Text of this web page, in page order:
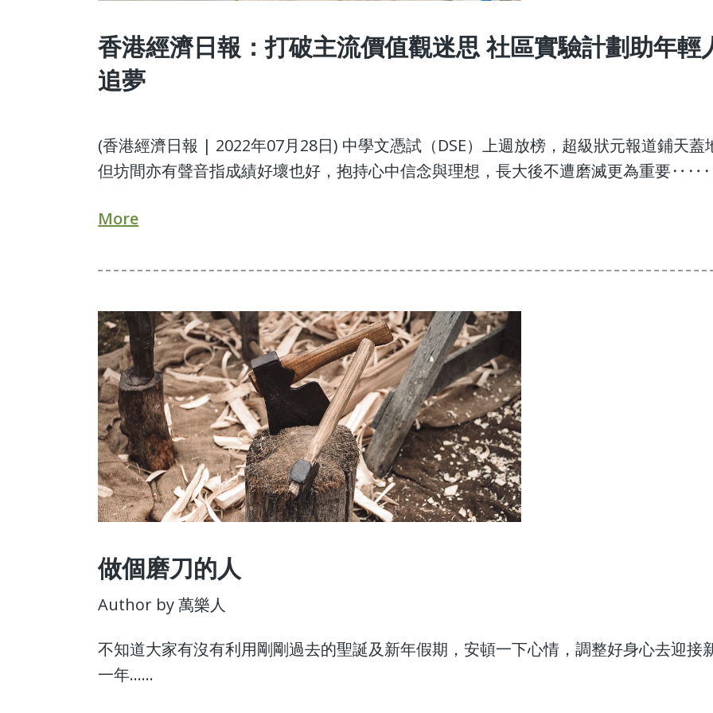
香港經濟日報：打破主流價值觀迷思 社區實驗計劃助年輕
追夢
(香港經濟日報 | 2022年07月28日) 中學文憑試（DSE）上週放榜，超級狀元報道鋪天蓋
但坊間亦有聲音指成績好壞也好，抱持心中信念與理想，長大後不遭磨滅更為重要
More
做個磨刀的人
Author by 萬樂人
不知道大家有沒有利用剛剛過去的聖誕及新年假期，安頓一下心情，調整好身心去迎接
一年......